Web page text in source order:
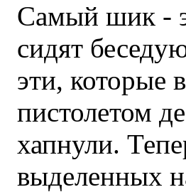
Самый шик -
сидят
эти, которые
пистолетом
хапнули.
выделенных